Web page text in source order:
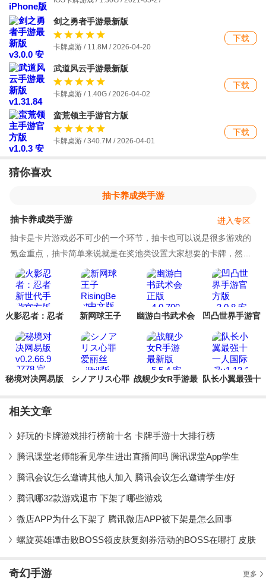
剑之勇者手游最新版
卡牌桌游 / 11.8M / 2026-04-20
下载
武道风云手游最新版
卡牌桌游 / 1.40G / 2026-04-02
下载
蛮荒领主手游官方版
卡牌桌游 / 340.7M / 2026-04-01
下载
猜你喜欢
抽卡养成类手游
抽卡养成类手游
抽卡是卡片游戏必不可少的一个环节，抽卡也可以说是很多游戏的
氪金重点，抽卡简单来说就是在奖池类设置大家想要的卡牌，然后
大家通过搜集或者氪金购买的抽卡道具获得抽卡的
进入专区
火影忍者：忍者
版
新网球王子
版
幽游白书武术会
凹凸世界手游官
秘境对决网易版
シノアリス心罪 战舰少女R手游最
队长小翼最强十
相关文章
好玩的卡牌游戏排行榜前十名 卡牌手游十大排行榜
腾讯课堂老师能看见学生进出直播间吗 腾讯课堂App学生
腾讯会议怎么邀请其他人加入 腾讯会议怎么邀请学生/好
腾讯哪32款游戏退市 下架了哪些游戏
微店APP为什么下架了 腾讯微店APP被下架是怎么回事
螺旋英雄谭击败BOSS领皮肤复刻券活动的BOSS在哪打 皮肤
奇幻手游 更多